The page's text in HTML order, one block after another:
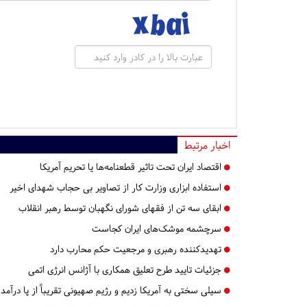
اخبار مرتبط
اقتصاد ایران تحت تاثیر قطعنامه‌ها یا تحریم‌ آمریکا
استفاده ابزاری وزارت کار از تصاویر بی حجاب شهدای اخیر
ابقای سه تن از فقهای شورای نگهبان توسط رهبر انقلاب
سرچشمه موشک‌های ایران کجاست
تهدیدکننده رهبری و مرجعیت حکم محارب دارد
جزئیات تایید طرح تعلیق همکاری با آژانس انرژی اتمی
سیلی سختی به آمریکا زدیم و رژیم صهیونی تقریباً از پا